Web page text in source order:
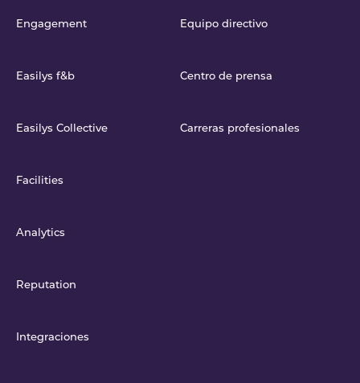
Engagement
Easilys f&b
Easilys Collective
Facilities
Analytics
Reputation
Integraciones
Equipo directivo
Centro de prensa
Carreras profesionales